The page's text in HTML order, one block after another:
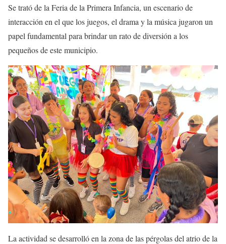
Se trató de la Feria de la Primera Infancia, un escenario de
interacción en el que los juegos, el drama y la música jugaron un
papel fundamental para brindar un rato de diversión a los
pequeños de este municipio.
La actividad se desarrolló en la zona de las pérgolas del atrio de la